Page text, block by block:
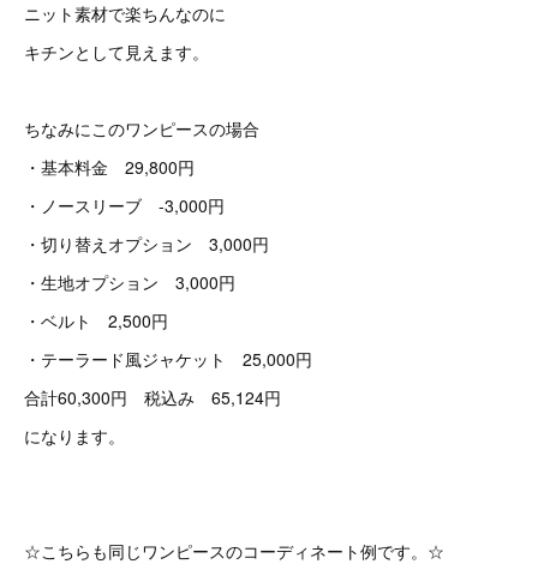
ニット素材で楽ちんなのに
キチンとして見えます。
ちなみにこのワンピースの場合
・基本料金 29,800円
・ノースリーブ -3,000円
・切り替えオプション 3,000円
・生地オプション 3,000円
・ベルト 2,500円
・テーラード風ジャケット 25,000円
合計60,300円 税込み 65,124円
になります。
☆こちらも同じワンピースのコーディネート例です。☆